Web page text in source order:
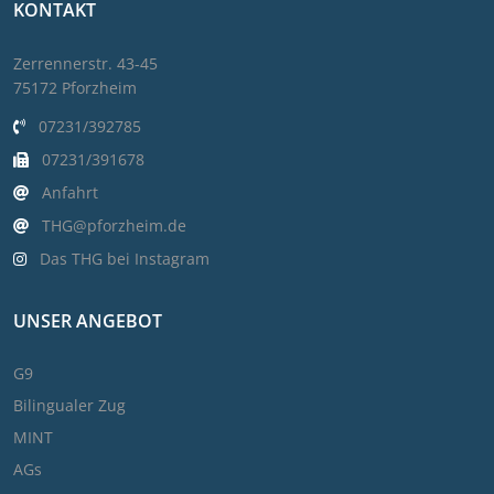
KONTAKT
Zerrennerstr. 43-45
75172 Pforzheim
07231/392785
07231/391678
Anfahrt
THG@pforzheim.de
Das THG bei Instagram
UNSER ANGEBOT
G9
Bilingualer Zug
MINT
AGs